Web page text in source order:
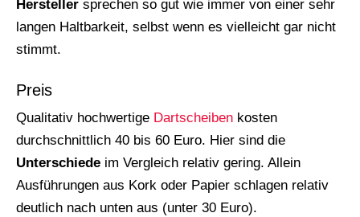
Hersteller sprechen so gut wie immer von einer sehr
langen Haltbarkeit, selbst wenn es vielleicht gar nicht
stimmt.
Preis
Qualitativ hochwertige Dartscheiben kosten
durchschnittlich 40 bis 60 Euro. Hier sind die
Unterschiede im Vergleich relativ gering. Allein
Ausführungen aus Kork oder Papier schlagen relativ
deutlich nach unten aus (unter 30 Euro).